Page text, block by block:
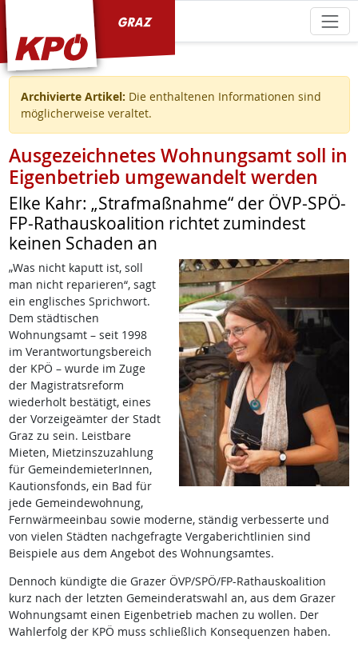
Archivierte Artikel: Die enthaltenen Informationen sind
möglicherweise veraltet.
Ausgezeichnetes Wohnungsamt soll in
Eigenbetrieb umgewandelt werden
Elke Kahr: „Strafmaßnahme“ der ÖVP-SPÖ-
FP-Rathauskoalition richtet zumindest
keinen Schaden an
„Was nicht kaputt ist, soll
man nicht reparieren“, sagt
ein englisches Sprichwort.
Dem städtischen
Wohnungsamt – seit 1998
im Verantwortungsbereich
der KPÖ – wurde im Zuge
der Magistratsreform
wiederholt bestätigt, eines
der Vorzeigeämter der Stadt
Graz zu sein. Leistbare
Mieten, Mietzinszuzahlung
für GemeindemieterInnen,
Kautionsfonds, ein Bad für
jede Gemeindewohnung,
Fernwärmeeinbau sowie moderne, ständig verbesserte und
von vielen Städten nachgefragte Vergaberichtlinien sind
Beispiele aus dem Angebot des Wohnungsamtes.
Dennoch kündigte die Grazer ÖVP/SPÖ/FP-Rathauskoalition
kurz nach der letzten Gemeinderatswahl an, aus dem Grazer
Wohnungsamt einen Eigenbetrieb machen zu wollen. Der
Wahlerfolg der KPÖ muss schließlich Konsequenzen haben.